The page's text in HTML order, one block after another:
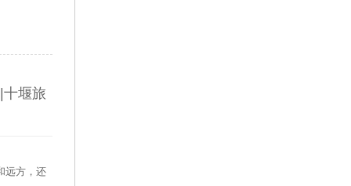
堰旅
远方，还